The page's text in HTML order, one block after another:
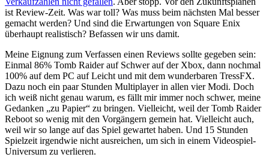
ist Review-Zeit. Was war toll? Was muss beim nächsten Mal besser
gemacht werden? Und sind die Erwartungen von Square Enix
überhaupt realistisch? Befassen wir uns damit.
Meine Eignung zum Verfassen einen Reviews sollte gegeben sein:
Einmal 86% Tomb Raider auf Schwer auf der Xbox, dann nochmal
100% auf dem PC auf Leicht und mit dem wunderbaren TressFX.
Dazu noch ein paar Stunden Multiplayer in allen vier Modi. Doch
ich weiß nicht genau warum, es fällt mir immer noch schwer, meine
Gedanken „zu Papier“ zu bringen. Vielleicht, weil der Tomb Raider
Reboot so wenig mit den Vorgängern gemein hat. Vielleicht auch,
weil wir so lange auf das Spiel gewartet haben. Und 15 Stunden
Spielzeit irgendwie nicht ausreichen, um sich in einem Videospiel-
Universum zu verlieren.